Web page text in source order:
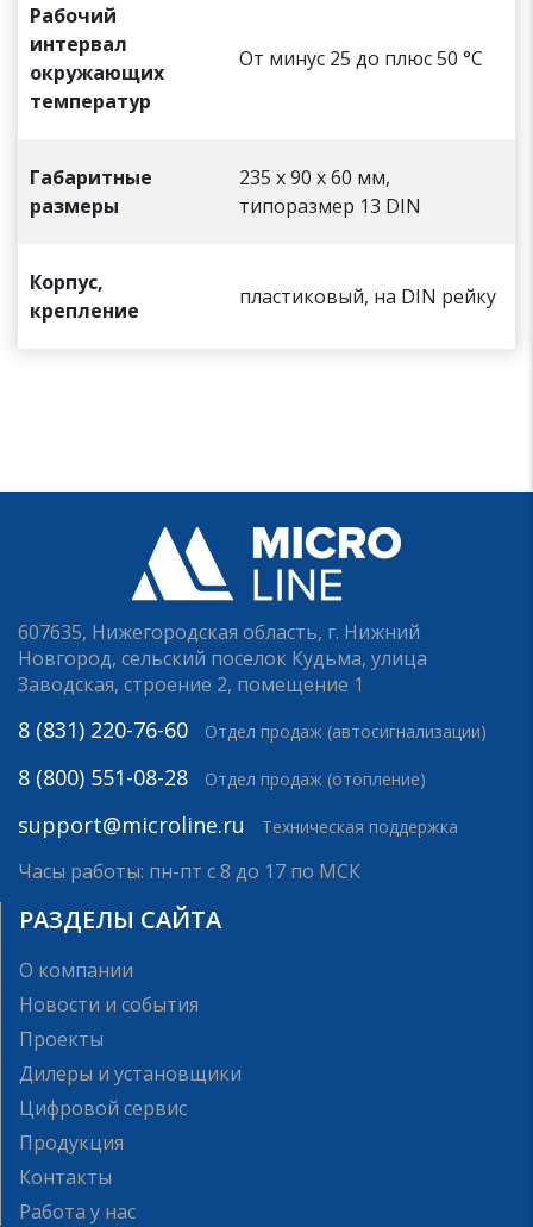
Рабочий
интервал
окружающих
температур
От минус 25 до плюс 50 °С
Габаритные
размеры
235 х 90 х 60 мм,
типоразмер 13 DIN
Корпус,
крепление
пластиковый, на DIN рейку
607635, Нижегородская область, г. Нижний
Новгород, сельский поселок Кудьма, улица
Заводская, строение 2, помещение 1
8 (831) 220-76-60 Отдел продаж (автосигнализации)
8 (800) 551-08-28 Отдел продаж (отопление)
support@microline.ru Техническая поддержка
Часы работы: пн-пт с 8 до 17 по МСК
РАЗДЕЛЫ САЙТА
О компании
Новости и события
Проекты
Дилеры и установщики
Цифровой сервис
Продукция
Контакты
Работа у нас